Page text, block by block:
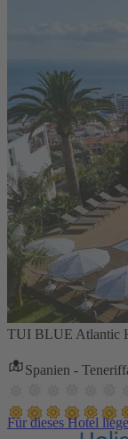
TUI BLUE Atlantic
Spanien -
Für dieses Hotel